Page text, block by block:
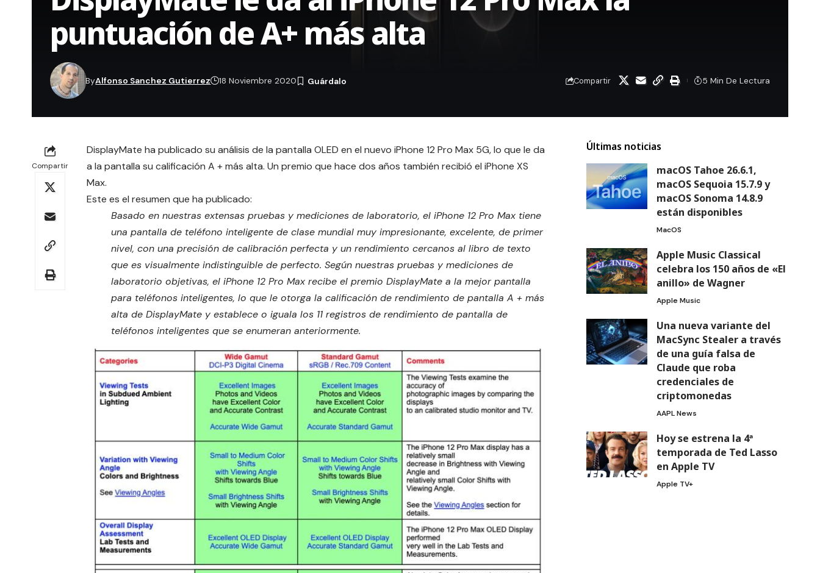
puntuación de A+ más alta
ByAlfonso Sanchez Gutierrez 18 Noviembre 2020 Compartir 5 Min De Lectura
Compartir
DisplayMate ha publicado su análisis de la pantalla OLED en el nuevo iPhone 12 Pro Max 5G, lo que le da
a la pantalla su calificación A + más alta. Un premio que hace dos años también recibió el iPhone XS
Max.
Este es el resumen que ha publicado:
Basado en nuestras extensas pruebas y mediciones de laboratorio, el iPhone 12 Pro Max tiene
una pantalla de teléfono inteligente de clase mundial muy impresionante, excelente, de primer
nivel, con una precisión de calibración perfecta y un rendimiento cercanos al libro de texto
que es visualmente indistinguible de perfecto. Según nuestras pruebas y mediciones de
laboratorio objetivas, el iPhone 12 Pro Max recibe el premio DisplayMate a la mejor pantalla
para teléfonos inteligentes, lo que le otorga la calificación de rendimiento de pantalla A + más
alta de DisplayMate y establece o iguala los 11 registros de rendimiento de pantalla de
teléfonos inteligentes que se enumeran anteriormente.
Últimas noticias
macOS Tahoe 26.6.1,
macOS Sequoia 15.7.9 y
macOS Sonoma 14.8.9
están disponibles
MacOS
Apple Music Classical
celebra los 150 años de «El
anillo» de Wagner
Apple Music
Una nueva variante del
MacSync Stealer a través
de una guía falsa de
Claude que roba
credenciales de
criptomonedas
AAPL News
Hoy se estrena la 4ª
temporada de Ted Lasso
en Apple TV
Apple TV+